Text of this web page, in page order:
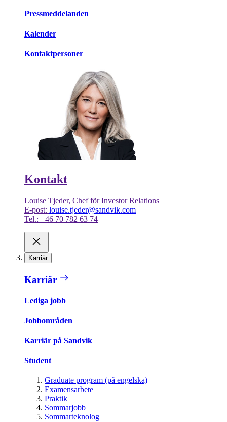
Pressmeddelanden
Kalender
Kontaktpersoner
Kontakt
Louise Tjeder, Chef för Investor Relations
E-post: louise.tjeder@sandvik.com
Tel.: +46 70 782 63 74
Karriär
Karriär
Lediga jobb
Jobbområden
Karriär på Sandvik
Student
Graduate program (på engelska)
Examensarbete
Praktik
Sommarjobb
Sommarteknolog